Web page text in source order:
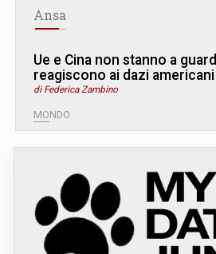
Ansa
Ue e Cina non stanno a
reagiscono ai dazi americani
di Federica Zambino
MONDO